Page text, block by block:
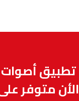
تطبيق أصوات
الأن متوفر